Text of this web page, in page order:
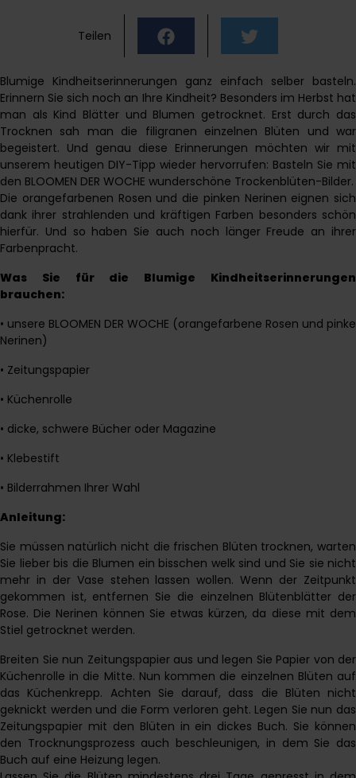
Teilen
Blumige Kindheitserinnerungen ganz einfach selber basteln.
Erinnern Sie sich noch an Ihre Kindheit? Besonders im Herbst hat
man als Kind Blätter und Blumen getrocknet. Erst durch das
Trocknen sah man die filigranen einzelnen Blüten und war
begeistert. Und genau diese Erinnerungen möchten wir mit
unserem heutigen DIY-Tipp wieder hervorrufen: Basteln Sie mit
den BLOOMEN DER WOCHE wunderschöne Trockenblüten-Bilder.
Die orangefarbenen Rosen und die pinken Nerinen eignen sich
dank ihrer strahlenden und kräftigen Farben besonders schön
hierfür. Und so haben Sie auch noch länger Freude an ihrer
Farbenpracht.
Was Sie für die Blumige Kindheitserinnerungen
brauchen:
• unsere BLOOMEN DER WOCHE (orangefarbene Rosen und pinke
Nerinen)
• Zeitungspapier
• Küchenrolle
• dicke, schwere Bücher oder Magazine
• Klebestift
• Bilderrahmen Ihrer Wahl
Anleitung:
Sie müssen natürlich nicht die frischen Blüten trocknen, warten
Sie lieber bis die Blumen ein bisschen welk sind und Sie sie nicht
mehr in der Vase stehen lassen wollen. Wenn der Zeitpunkt
gekommen ist, entfernen Sie die einzelnen Blütenblätter der
Rose. Die Nerinen können Sie etwas kürzen, da diese mit dem
Stiel getrocknet werden.
Breiten Sie nun Zeitungspapier aus und legen Sie Papier von der
Küchenrolle in die Mitte. Nun kommen die einzelnen Blüten auf
das Küchenkrepp. Achten Sie darauf, dass die Blüten nicht
geknickt werden und die Form verloren geht. Legen Sie nun das
Zeitungspapier mit den Blüten in ein dickes Buch. Sie können
den Trocknungsprozess auch beschleunigen, in dem Sie das
Buch auf eine Heizung legen.